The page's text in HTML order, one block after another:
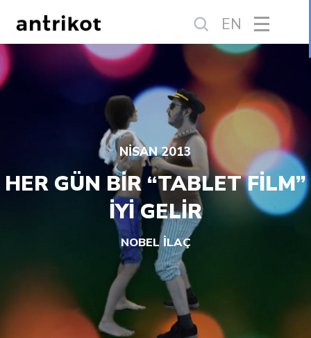
EN
NİSAN 2013
HER GÜN BİR “TABLET FİLM”
İYİ GELİR
NOBEL İLAÇ